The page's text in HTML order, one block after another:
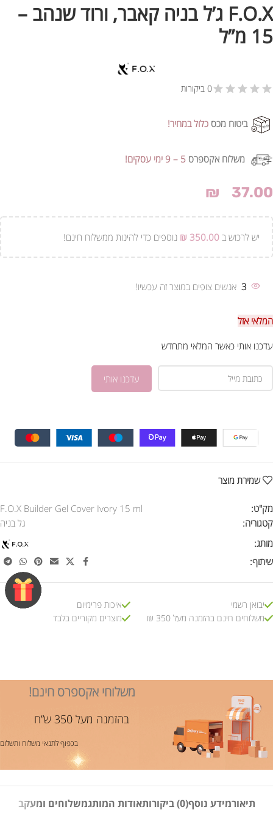
F.O.X ג’ל בניה קאבר, ורוד שנהב –
15 מ”ל
0 ביקורות
ביטוח מכס כלול במחיר!
משלוח אקספרס 5 – 9 ימי עסקים!
₪ 37.00
יש לרכוש ב ₪ 350.00 נוספים כדי להינות ממשלוח חינם!
3 אנשים צופים במוצר זה עכשיו!
המלאי אזל
עדכנו אותי כאשר המלאי מתחדש
שמירת מוצר
מק"ט:
F.O.X Builder Gel Cover Ivory 15 ml
קטגוריה:
גל בניה
מותג:
שיתוף:
יבואן רשמי
משלוחים חינם בהזמנה מעל 350 ₪
איכות פרימיום
מוצרים מקוריים בלבד
משלוחי אקספרס חינם!
בהזמנה מעל 350 ש”ח
בכפוף לתנאי משלוח ותשלום
תיאורמידע נוסף(0) ביקורות אודות המותגמשלוחים ומעקב